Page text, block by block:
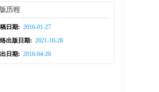
历程
日期: 2016-01-27
出版日期: 2021-10-28
日期: 2016-04-20